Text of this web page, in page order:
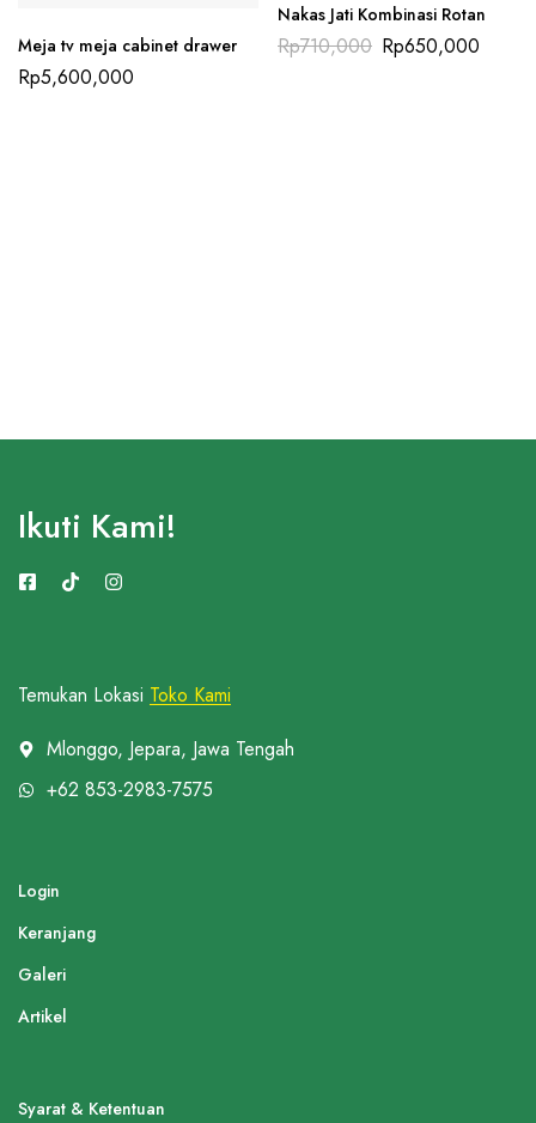
Meja tv meja cabinet drawer
Rp5,600,000
Nakas Jati Kombinasi Rotan
Rp710,000 Rp650,000
Temukan Lokasi Toko Kami
Mlonggo, Jepara, Jawa Tengah
+62 853-2983-7575
Login
Keranjang
Galeri
Artikel
Syarat & Ketentuan
Ikuti Kami!